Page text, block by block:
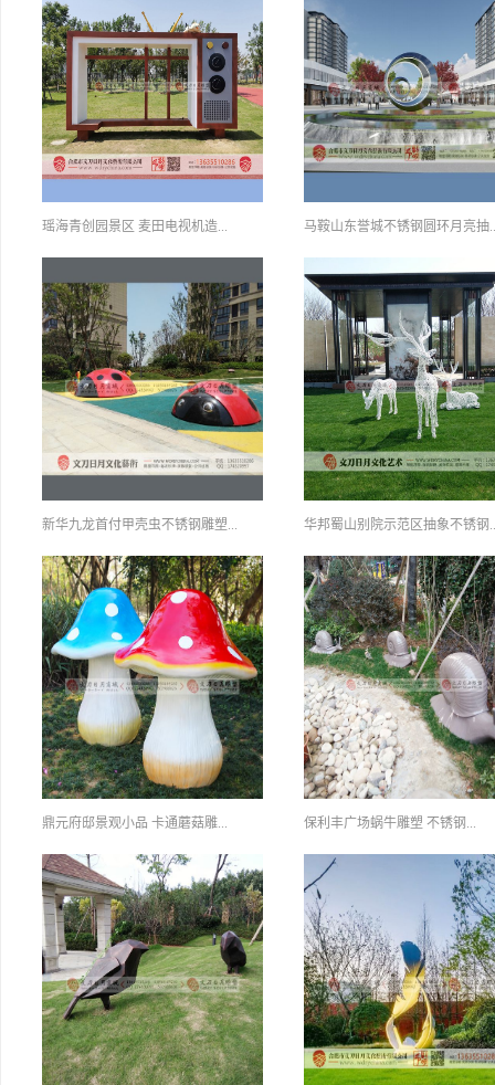
华邦蜀山别...
瑶海青创园景区 麦田电视机造... 马鞍山东誉城不锈钢圆环月亮抽
新华九龙首付甲壳虫不锈钢雕塑... 华邦蜀山别院示范区抽象不锈钢
鼎元府邸景观小品 卡通蘑菇雕... 保利丰广场蜗牛雕塑 不锈钢...